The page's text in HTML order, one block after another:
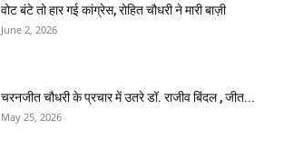
वोट बंटे तो हार गई कांग्रेस, रोहित चौधरी ने मारी बाज़ी
June 2, 2026
चरनजीत चौधरी के प्रचार में उतरे डॉ. राजीव बिंदल , जीत...
May 25, 2026